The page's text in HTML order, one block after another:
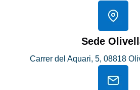
Sede
Carrer del Aquari, 5, 08818